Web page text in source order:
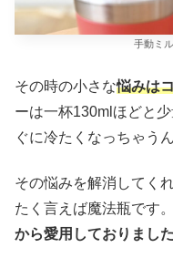
手動ミ
その時の小さな悩みは
ーは一杯130mlほどと
ぐに冷たくなっちゃう
その悩みを解消してく
たく言えば魔法瓶です。
から愛用しておりました